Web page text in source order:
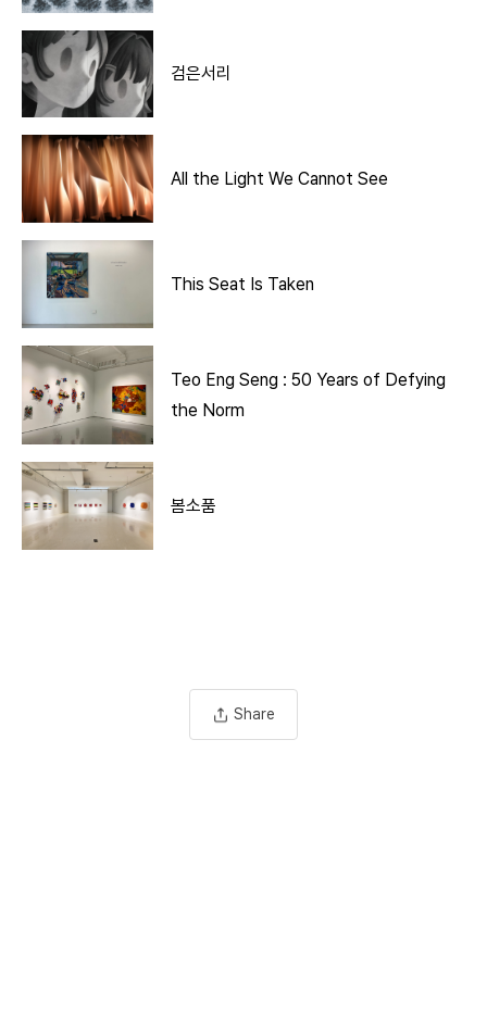
검은서리
All the Light We Cannot See
This Seat Is Taken
Teo Eng Seng : 50 Years of Defying
the Norm
봄소품
Share